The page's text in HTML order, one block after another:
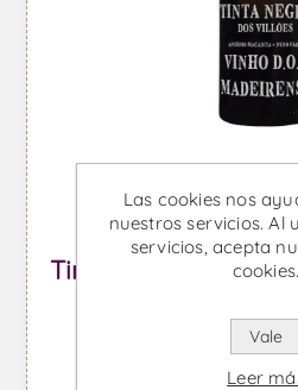
Tinta Negra dos
Las cookies nos
nuestros servicios. Al
servicios, acepta
cookies.
Vale
Leer